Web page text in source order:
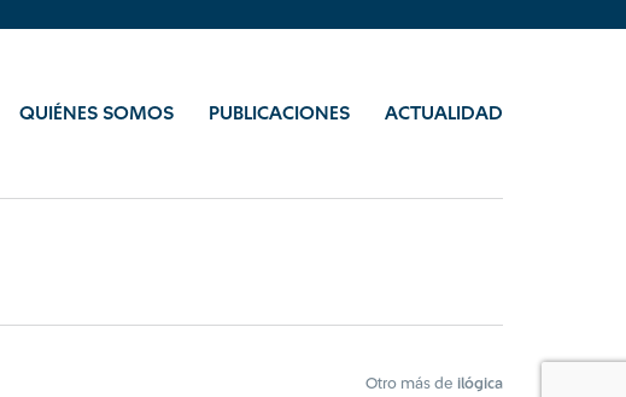
QUIÉNES SOMOS PUBLICACIONES ACTUALIDAD
Otro más de ilógica